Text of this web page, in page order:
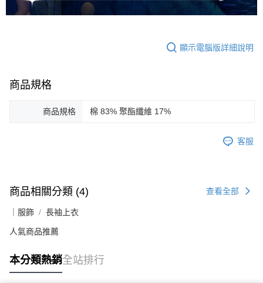
顯示電腦版詳細說明
商品規格
商品規格 棉 83% 聚酯纖維 17%
客服
商品相關分類 (4) 查看全部
｜服飾 長袖上衣
人氣商品推薦
本分類熱銷全站排行